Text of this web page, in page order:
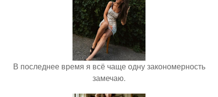
В последнее время я всё чаще одну закономерность
замечаю.